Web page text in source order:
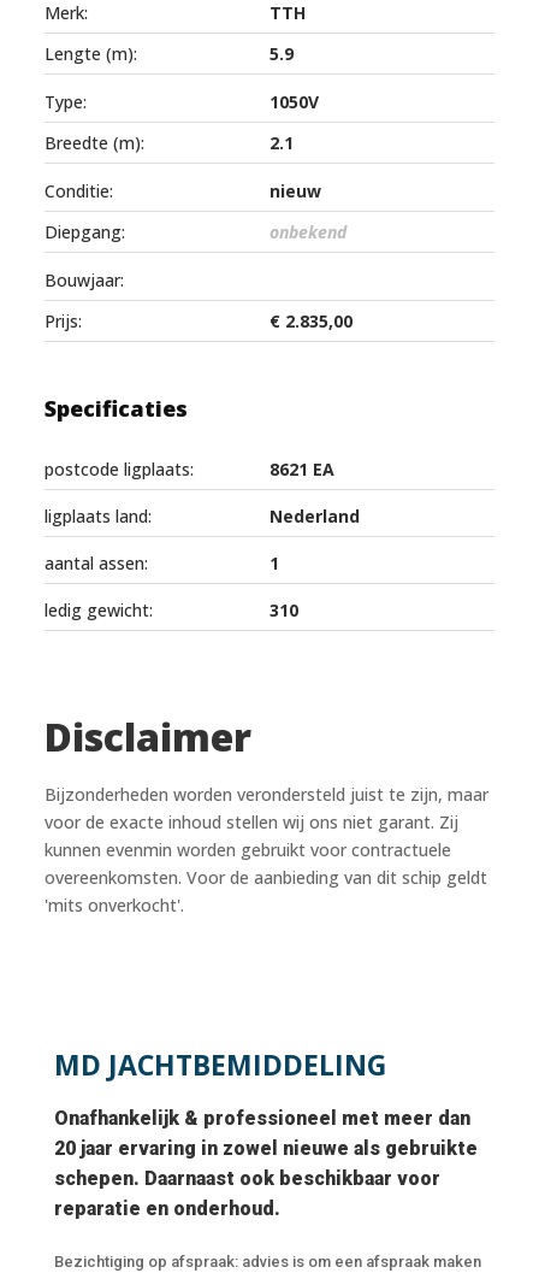
Merk:
TTH
Lengte (m):
5.9
Type:
1050V
Breedte (m):
2.1
Conditie:
nieuw
Diepgang:
onbekend
Bouwjaar:
Prijs:
€ 2.835,00
Specificaties
postcode ligplaats: 8621 EA
ligplaats land: Nederland
aantal assen: 1
ledig gewicht: 310
Disclaimer
Bijzonderheden worden verondersteld juist te zijn, maar
voor de exacte inhoud stellen wij ons niet garant. Zij
kunnen evenmin worden gebruikt voor contractuele
overeenkomsten. Voor de aanbieding van dit schip geldt
'mits onverkocht'.
MD JACHTBEMIDDELING
Onafhankelijk & professioneel met meer dan
20 jaar ervaring in zowel nieuwe als gebruikte
schepen. Daarnaast ook beschikbaar voor
reparatie en onderhoud.
Bezichtiging op afspraak: advies is om een afspraak maken